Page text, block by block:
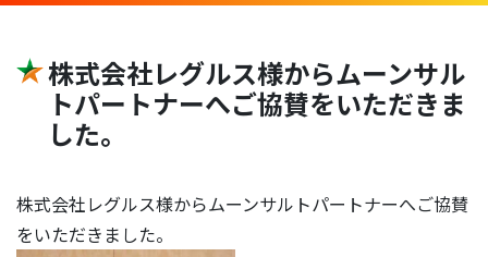
株式会社レグルス様からムーンサル
トパートナーへご協賛をいただきま
した。
株式会社レグルス様からムーンサルトパートナーへご協賛
をいただきました。